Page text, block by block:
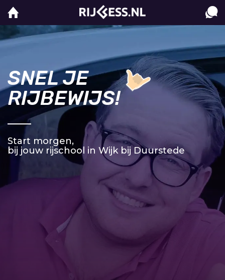
SNEL JE
RIJBEWIJS!
Start morgen,
bij jouw rijschool in Wijk bij Duurstede